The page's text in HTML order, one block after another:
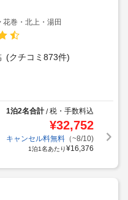
花巻・北上・湯田
(クチコミ873件)
1泊2名合計/税・手数料込
¥32,752
キャンセル料無料（~8/10)
1泊1名あたり¥16,376